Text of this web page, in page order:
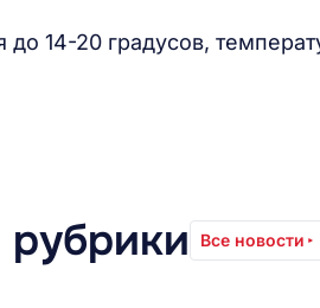
14-20 градусов,
рубрики Все новости